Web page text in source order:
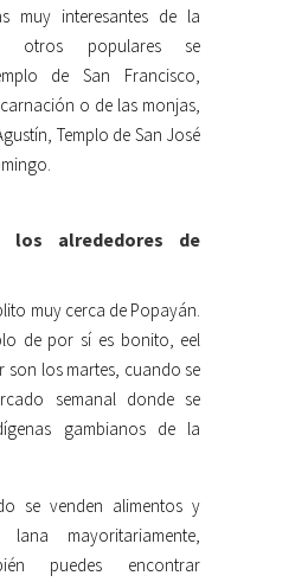
muy interesantes de la
otros populares se
de San Francisco,
o de las monjas,
Templo de San José
los alrededores de
muy cerca de Popayán.
de por sí es bonito, eel
son los martes, cuando se
semanal donde se
gambianos de la
se venden alimentos y
mayoritariamente,
puedes encontrar